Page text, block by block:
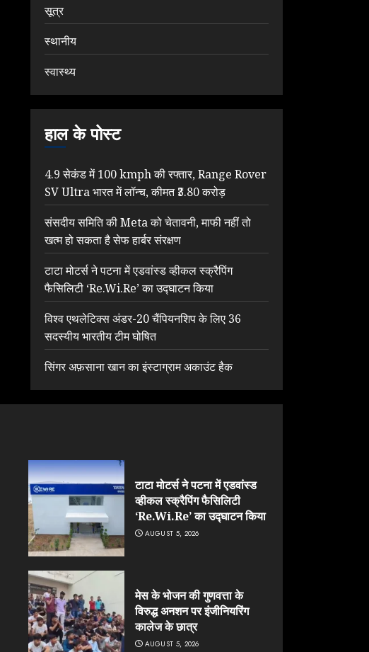
सूत्र
स्थानीय
स्वास्थ्य
हाल के पोस्ट
4.9 सेकंड में 100 kmph की रफ्तार, Range Rover
SV Ultra भारत में लॉन्च, कीमत ₹3.80 करोड़
संसदीय समिति की Meta को चेतावनी, माफी नहीं तो
खत्म हो सकता है सेफ हार्बर संरक्षण
टाटा मोटर्स ने पटना में एडवांस्ड व्हीकल स्क्रैपिंग
फैसिलिटी ‘Re.Wi.Re’ का उद्घाटन किया
विश्व एथलेटिक्स अंडर-20 चैंपियनशिप के लिए 36
सदस्यीय भारतीय टीम घोषित
सिंगर अफ़साना खान का इंस्टाग्राम अकाउंट हैक
टाटा मोटर्स ने पटना में एडवांस्ड
व्हीकल स्क्रैपिंग फैसिलिटी
‘Re.Wi.Re’ का उद्घाटन किया
AUGUST 5, 2026
मेस के भोजन की गुणवत्ता के
विरुद्ध अनशन पर इंजीनियरिंग
कालेज के छात्र
AUGUST 5, 2026